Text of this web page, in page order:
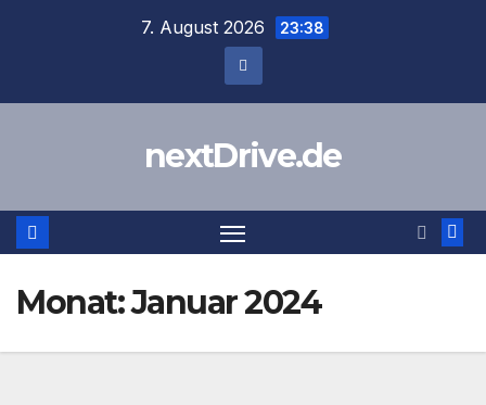
7. August 2026 23:38
nextDrive.de
Monat:Januar 2024